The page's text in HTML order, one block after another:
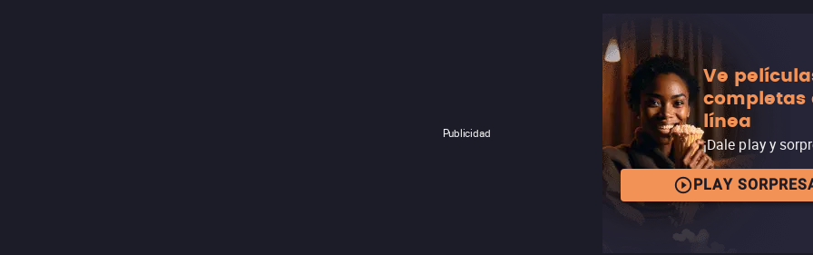
Publicidad
Ve
completas
línea
¡Dale play y
PLAY